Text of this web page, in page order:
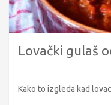
Lovački gulaš
Kako to izgleda kad